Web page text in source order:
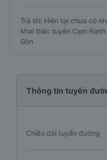
Trả lời: Hiện tại chưa có
khai thác tuyến Cam
Gòn
Thông tin tuyến
Chiều dài tuyến đường